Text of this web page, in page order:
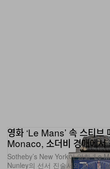
Monaco, 소더비 경매에서
Sotheby’s New York이 영화 ‘Le
Nunley의 선서 진술서와 함께 전
Monaco 타임피스를 출품한다.